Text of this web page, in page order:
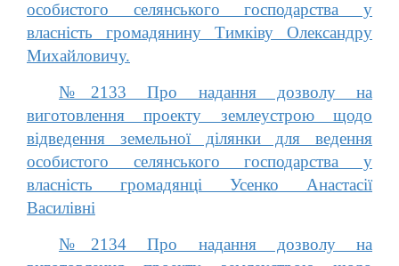
особистого селянського господарства у
власність громадянину Тимківу Олександру
Михайловичу.
№2133 Про надання дозволу на
виготовлення проекту землеустрою щодо
відведення земельної ділянки для ведення
особистого селянського господарства у
власність громадянці Усенко Анастасії
Василівні
№2134 Про надання дозволу на